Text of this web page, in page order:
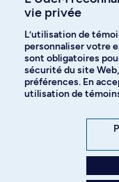
Langues
Facebook
vie privée
L’utilisation de
personnaliser votre
sont obligatoires
sécurité du site
préférences. En
utilisation de